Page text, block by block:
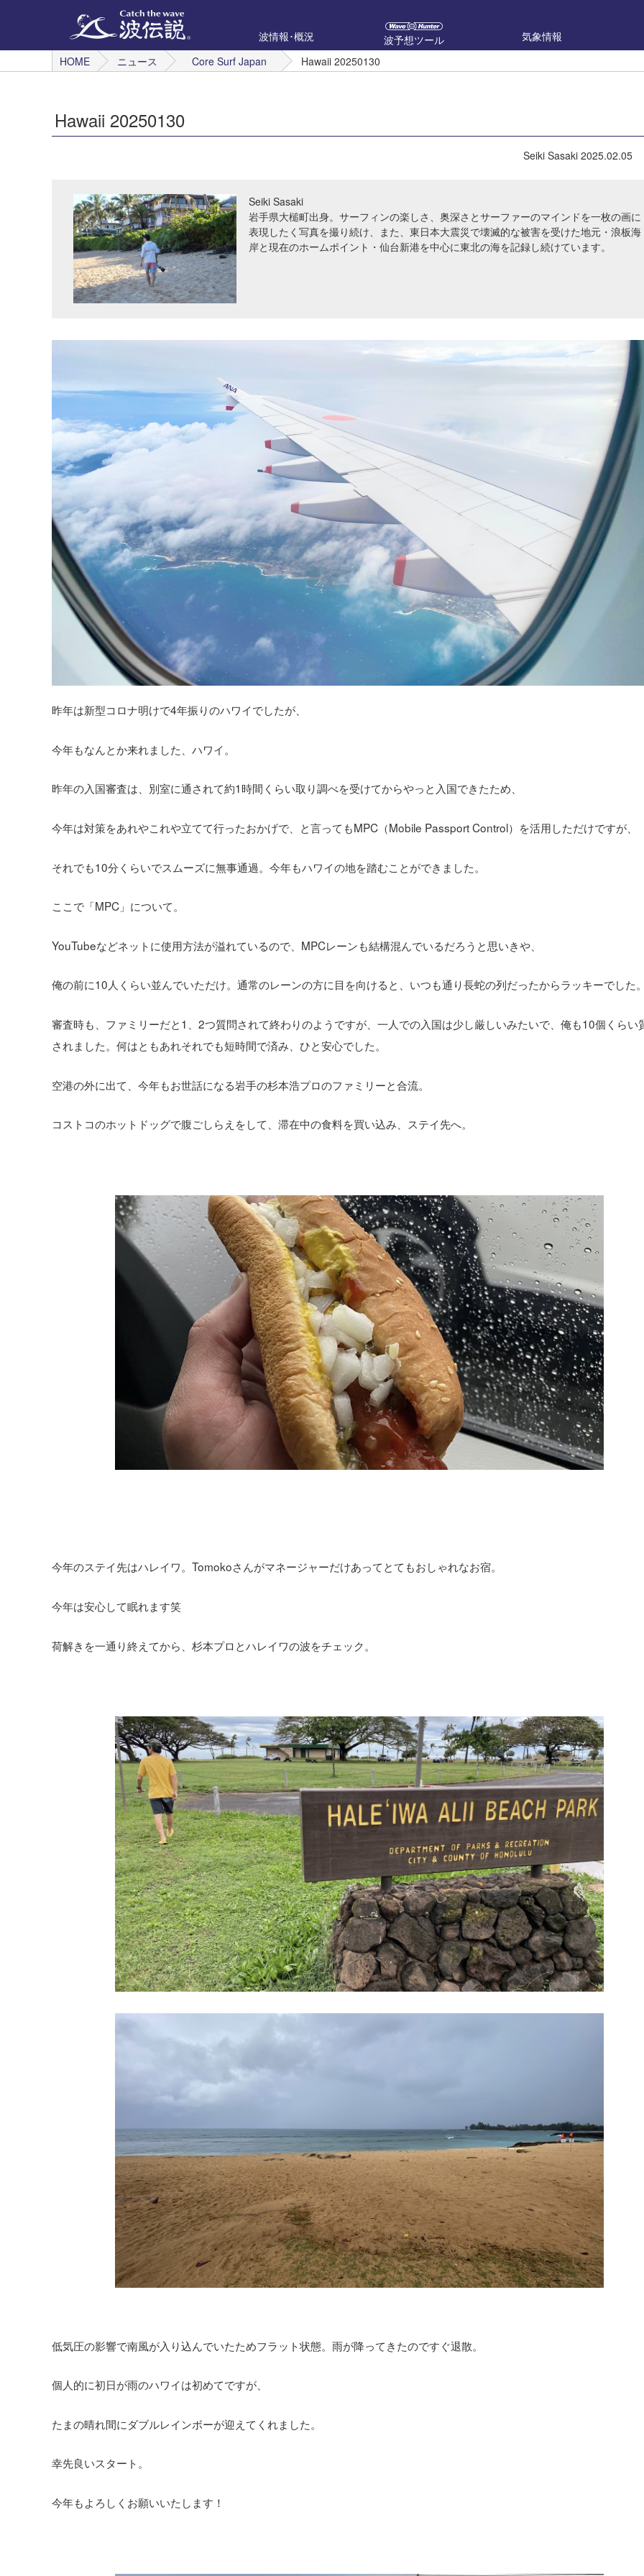
波情報･概況 波予想ツール
気象情報
HOME
ニュース Core Surf Japan Hawaii 20250130
Hawaii 20250130
Seiki Sasaki 2025.02.05
Seiki Sasaki
岩手県大槌町出身。サーフィンの楽しさ、奥深さとサーファーのマインドを一枚の画に
表現したく写真を撮り続け、また、東日本大震災で壊滅的な被害を受けた地元・浪板海
岸と現在のホームポイント・仙台新港を中心に東北の海を記録し続けています。
昨年は新型コロナ明けで4年振りのハワイでしたが、
今年もなんとか来れました、ハワイ。
昨年の入国審査は、別室に通されて約1時間くらい取り調べを受けてからやっと入国できたため、
今年は対策をあれやこれや立てて行ったおかげで、と言ってもMPC（Mobile Passport Control）を活用しただけですが、
それでも10分くらいでスムーズに無事通過。今年もハワイの地を踏むことができました。
ここで「MPC」について。
YouTubeなどネットに使用方法が溢れているので、MPCレーンも結構混んでいるだろうと思いきや、
俺の前に10人くらい並んでいただけ。通常のレーンの方に目を向けると、いつも通り長蛇の列だったからラッキーでした
審査時も、ファミリーだと1、2つ質問されて終わりのようですが、一人での入国は少し厳しいみたいで、俺も10個くらい
されました。何はともあれそれでも短時間で済み、ひと安心でした。
空港の外に出て、今年もお世話になる岩手の杉本浩プロのファミリーと合流。
コストコのホットドッグで腹ごしらえをして、滞在中の食料を買い込み、ステイ先へ。
今年のステイ先はハレイワ。Tomokoさんがマネージャーだけあってとてもおしゃれなお宿。
今年は安心して眠れます笑
荷解きを一通り終えてから、杉本プロとハレイワの波をチェック。
低気圧の影響で南風が入り込んでいたためフラット状態。雨が降ってきたのですぐ退散。
個人的に初日が雨のハワイは初めてですが、
たまの晴れ間にダブルレインボーが迎えてくれました。
幸先良いスタート。
今年もよろしくお願いいたします！